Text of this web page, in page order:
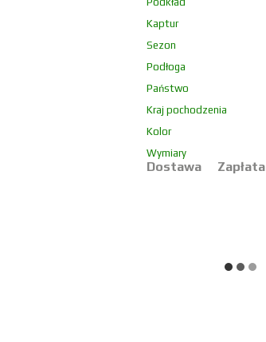
Kaptur
Sezon
Podłoga
Państwo
Kraj pochodzenia
Kolor
Wymiary
Dostawa Zapłata